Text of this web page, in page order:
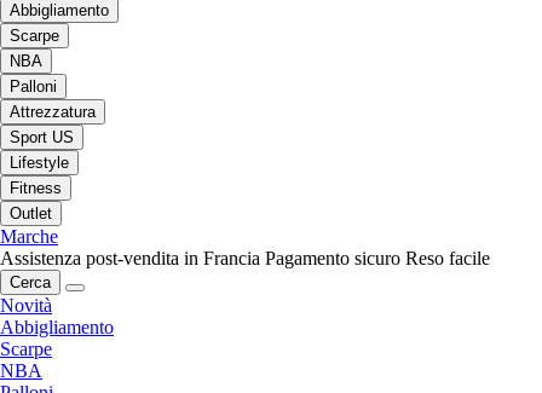
Abbigliamento
Scarpe
NBA
Palloni
Attrezzatura
Sport US
Lifestyle
Fitness
Outlet
Marche
Assistenza post-vendita in Francia Pagamento sicuro Reso facile
Cerca
Novità
Abbigliamento
Scarpe
NBA